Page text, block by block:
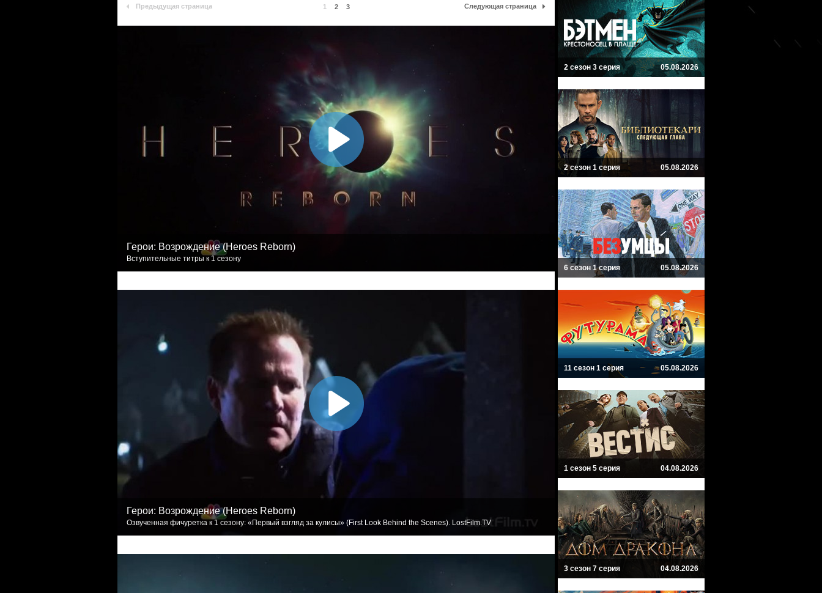
Предыдущая страница 1 2 3 Следующая страница
Герои: Возрождение (Heroes Reborn)
Вступительные титры к 1 сезону
Герои: Возрождение (Heroes Reborn)
Озвученная фичуретка к 1 сезону: «Первый взгляд за кулисы» (First Look Behind the Scenes). LostFilm.TV
2 сезон 3 серия 05.08.2026
2 сезон 1 серия 05.08.2026
6 сезон 1 серия 05.08.2026
11 сезон 1 серия 05.08.2026
1 сезон 5 серия 04.08.2026
3 сезон 7 серия 04.08.2026